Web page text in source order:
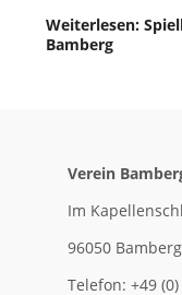
Weiterlesen:
Bamberg
Verein
Im
96050 Bamberg
Telefon: +49